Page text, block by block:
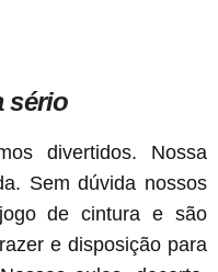
sério
divertidos. Nossa
Sem dúvida nossos
jogo de cintura e são
e disposição para